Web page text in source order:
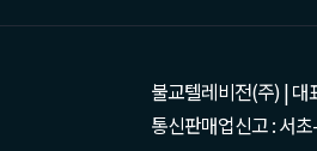
불교텔레비전(주) | 대
통신판매업신고 : 서